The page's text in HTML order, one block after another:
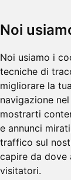
Noi
Noi usiamo i
tecniche di
migliorare la
navigazione
mostrarti
e annunci
traffico sul
capire da dove
visitatori.
Shop
SOCIAL
Termini e